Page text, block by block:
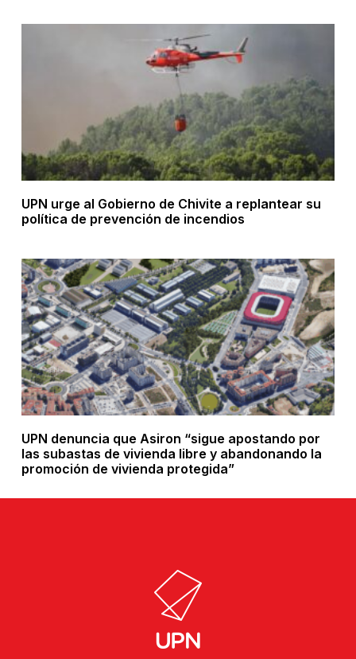
UPN urge al Gobierno de Chivite a replantear su
política de prevención de incendios
UPN denuncia que Asiron “sigue apostando por
las subastas de vivienda libre y abandonando la
promoción de vivienda protegida”